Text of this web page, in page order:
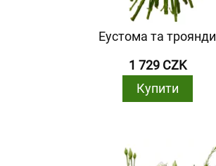
Еустома та троянди
1 729 CZK
Купити